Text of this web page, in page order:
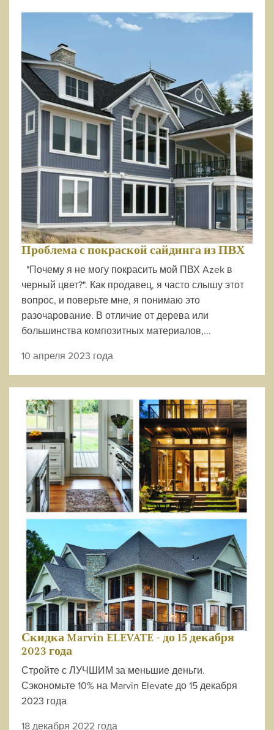
Проблема с покраской сайдинга из ПВХ
"Почему я не могу покрасить мой ПВХ Azek в
черный цвет?". Как продавец, я часто слышу этот
вопрос, и поверьте мне, я понимаю это
разочарование. В отличие от дерева или
большинства композитных материалов,...
10 апреля 2023 года
Скидка Marvin ELEVATE - до 15 декабря
2023 года
Стройте с ЛУЧШИМ за меньшие деньги.
Сэкономьте 10% на Marvin Elevate до 15 декабря
2023 года
18 декабря 2022 года